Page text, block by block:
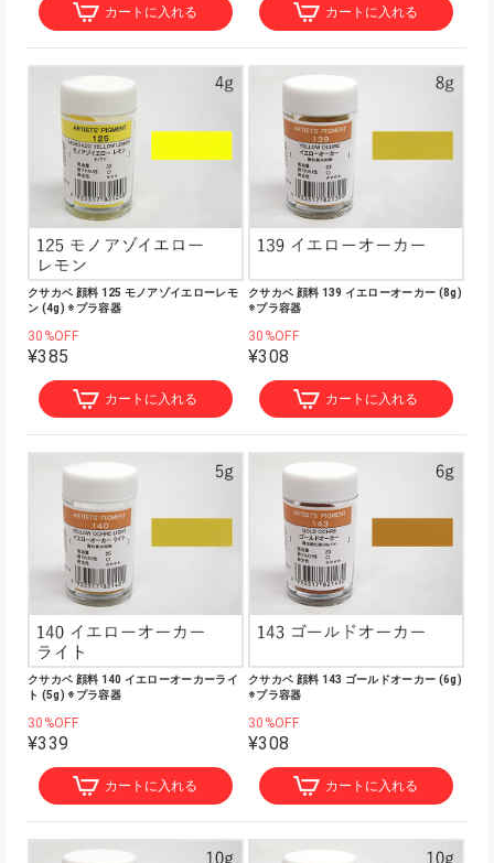
カートに入れる カートに入れる
クサカベ 顔料 125 モノアゾイエローレモ
ン (4g) ※プラ容器
30%OFF
¥385
カートに入れる
クサカベ 顔料 139 イエローオーカー (8g)
※プラ容器
30%OFF
¥308
カートに入れる
クサカベ 顔料 140 イエローオーカーライ
ト (5g) ※プラ容器
30%OFF
¥339
カートに入れる
クサカベ 顔料 143 ゴールドオーカー (6g)
※プラ容器
30%OFF
¥308
カートに入れる